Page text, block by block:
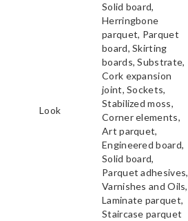
Look
Solid board,
Herringbone
parquet, Parquet
board, Skirting
boards, Substrate,
Cork expansion
joint, Sockets,
Stabilized moss,
Corner elements,
Art parquet,
Engineered board,
Solid board,
Parquet adhesives,
Varnishes and Oils,
Laminate parquet,
Staircase parquet